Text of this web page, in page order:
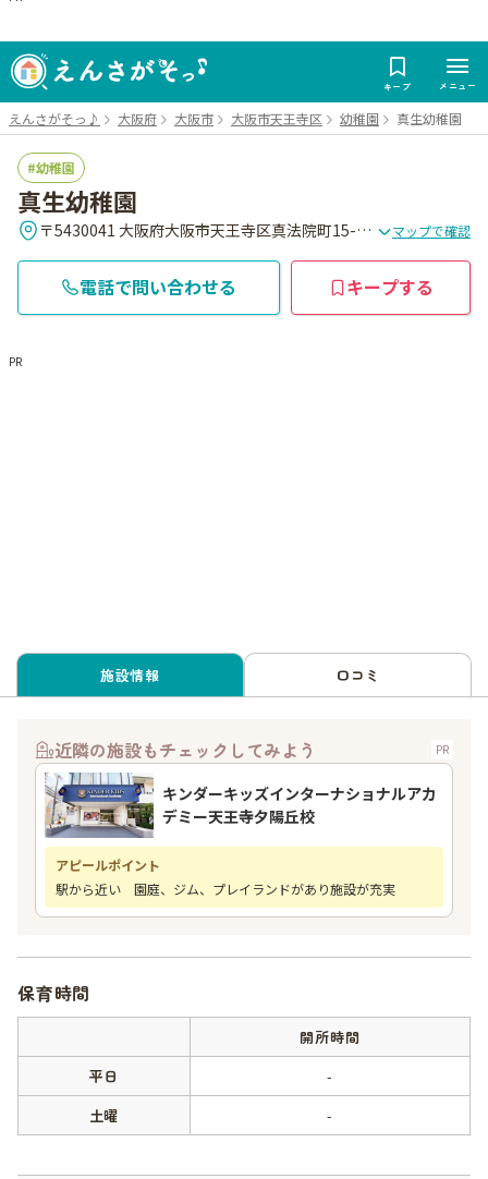
キープ メニュー
えんさがそっ♪ 大阪府 大阪市 大阪市天王寺区 幼稚園 真生幼稚園
幼稚園
真生幼稚園
〒5430041 大阪府大阪市天王寺区真法院町15-15 マップで確認
電話で問い合わせる キープする
PR
施設情報 口コミ
近隣の施設もチェックしてみよう PR
キンダーキッズインターナショナルアカ
デミー天王寺夕陽丘校
アピールポイント
駅から近い 園庭、ジム、プレイランドがあり施設が充実
保育時間
開所時間
平日
-
土曜
-